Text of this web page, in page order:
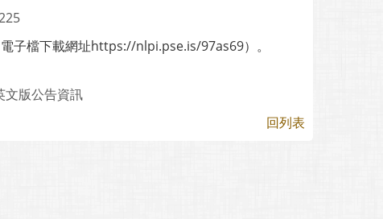
子檔下載網址https://nlpi.pse.is/97as69）。
文版公告資訊
回列表